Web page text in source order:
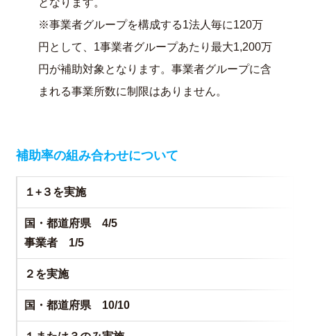
※事業者グループを構成する1法人毎に120万
円として、1事業者グループあたり最大1,200万
円が補助対象となります。事業者グループに含
まれる事業所数に制限はありません。
補助率の組み合わせについて
１+３を実施
国・都道府県 4/5
事業者 1/5
２を実施
国・都道府県 10/10